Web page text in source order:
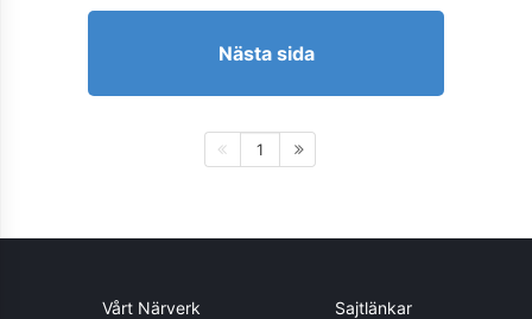
Nästa sida
1
Vårt Närverk Sajtlänkar